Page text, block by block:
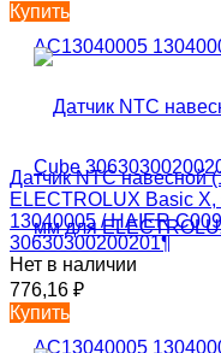
Купить
Датчик NTC навесной
ELECTROLUX Basic
13040005 / HAIER
30630300200201¶
Нет в наличии
776,16 ₽
Купить